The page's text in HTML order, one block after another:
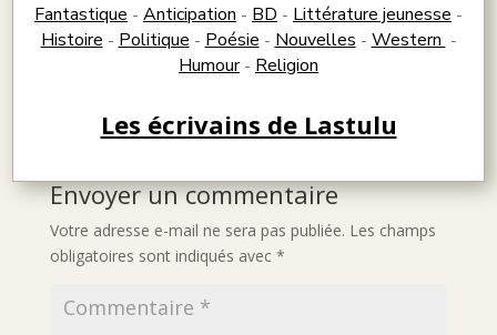
Fantastique - Anticipation - BD - Littérature jeunesse -
Histoire - Politique - Poésie - Nouvelles - Western -
Humour- Religion
Les écrivains de Lastulu
Envoyer un commentaire
Votre adresse e-mail ne sera pas publiée. Les champs
obligatoires sont indiqués avec *